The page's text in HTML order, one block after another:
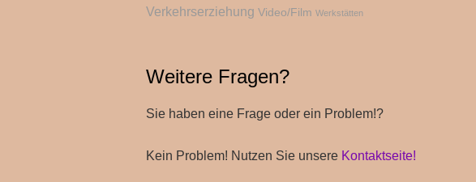
Verkehrserziehung Video/Film Werkstätten
Weitere Fragen?
Sie haben eine Frage oder ein Problem!?
Kein Problem! Nutzen Sie unsere Kontaktseite!